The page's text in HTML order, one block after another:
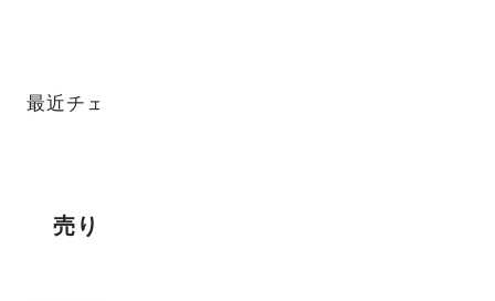
最近チェックした商品
売り上げランキング